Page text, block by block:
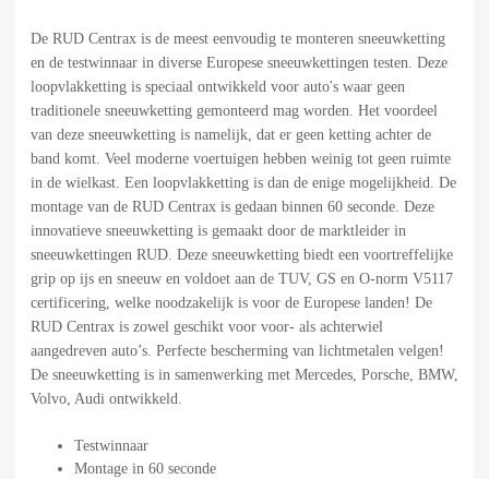
De RUD Centrax is de meest eenvoudig te monteren sneeuwketting
en de testwinnaar in diverse Europese sneeuwkettingen testen. Deze
loopvlakketting is speciaal ontwikkeld voor auto's waar geen
traditionele sneeuwketting gemonteerd mag worden. Het voordeel
van deze sneeuwketting is namelijk, dat er geen ketting achter de
band komt. Veel moderne voertuigen hebben weinig tot geen ruimte
in de wielkast. Een loopvlakketting is dan de enige mogelijkheid. De
montage van de RUD Centrax is gedaan binnen 60 seconde. Deze
innovatieve sneeuwketting is gemaakt door de marktleider in
sneeuwkettingen RUD. Deze sneeuwketting biedt een voortreffelijke
grip op ijs en sneeuw en voldoet aan de TUV, GS en O-norm V5117
certificering, welke noodzakelijk is voor de Europese landen! De
RUD Centrax is zowel geschikt voor voor- als achterwiel
aangedreven auto’s. Perfecte bescherming van lichtmetalen velgen!
De sneeuwketting is in samenwerking met Mercedes, Porsche, BMW,
Volvo, Audi ontwikkeld.
Testwinnaar
Montage in 60 seconde